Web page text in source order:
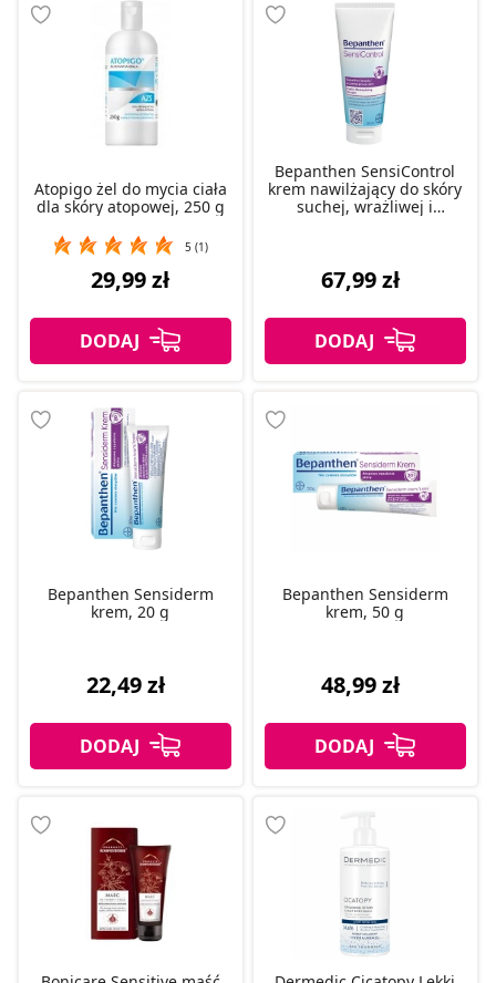
Atopigo żel do mycia ciała
dla skóry atopowej, 250 g
5 (1)
29,99 zł
Bepanthen SensiControl
krem nawilżający do skóry
suchej, wrażliwej i
67,99 zł
Bepanthen Sensiderm
krem, 20 g
22,49 zł
Bepanthen Sensiderm
krem, 50 g
48,99 zł